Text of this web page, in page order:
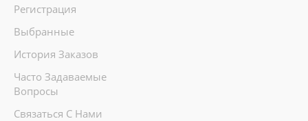
Регистрация
Выбранные
История Заказов
Часто Задаваемые
Вопросы
Связаться С Нами